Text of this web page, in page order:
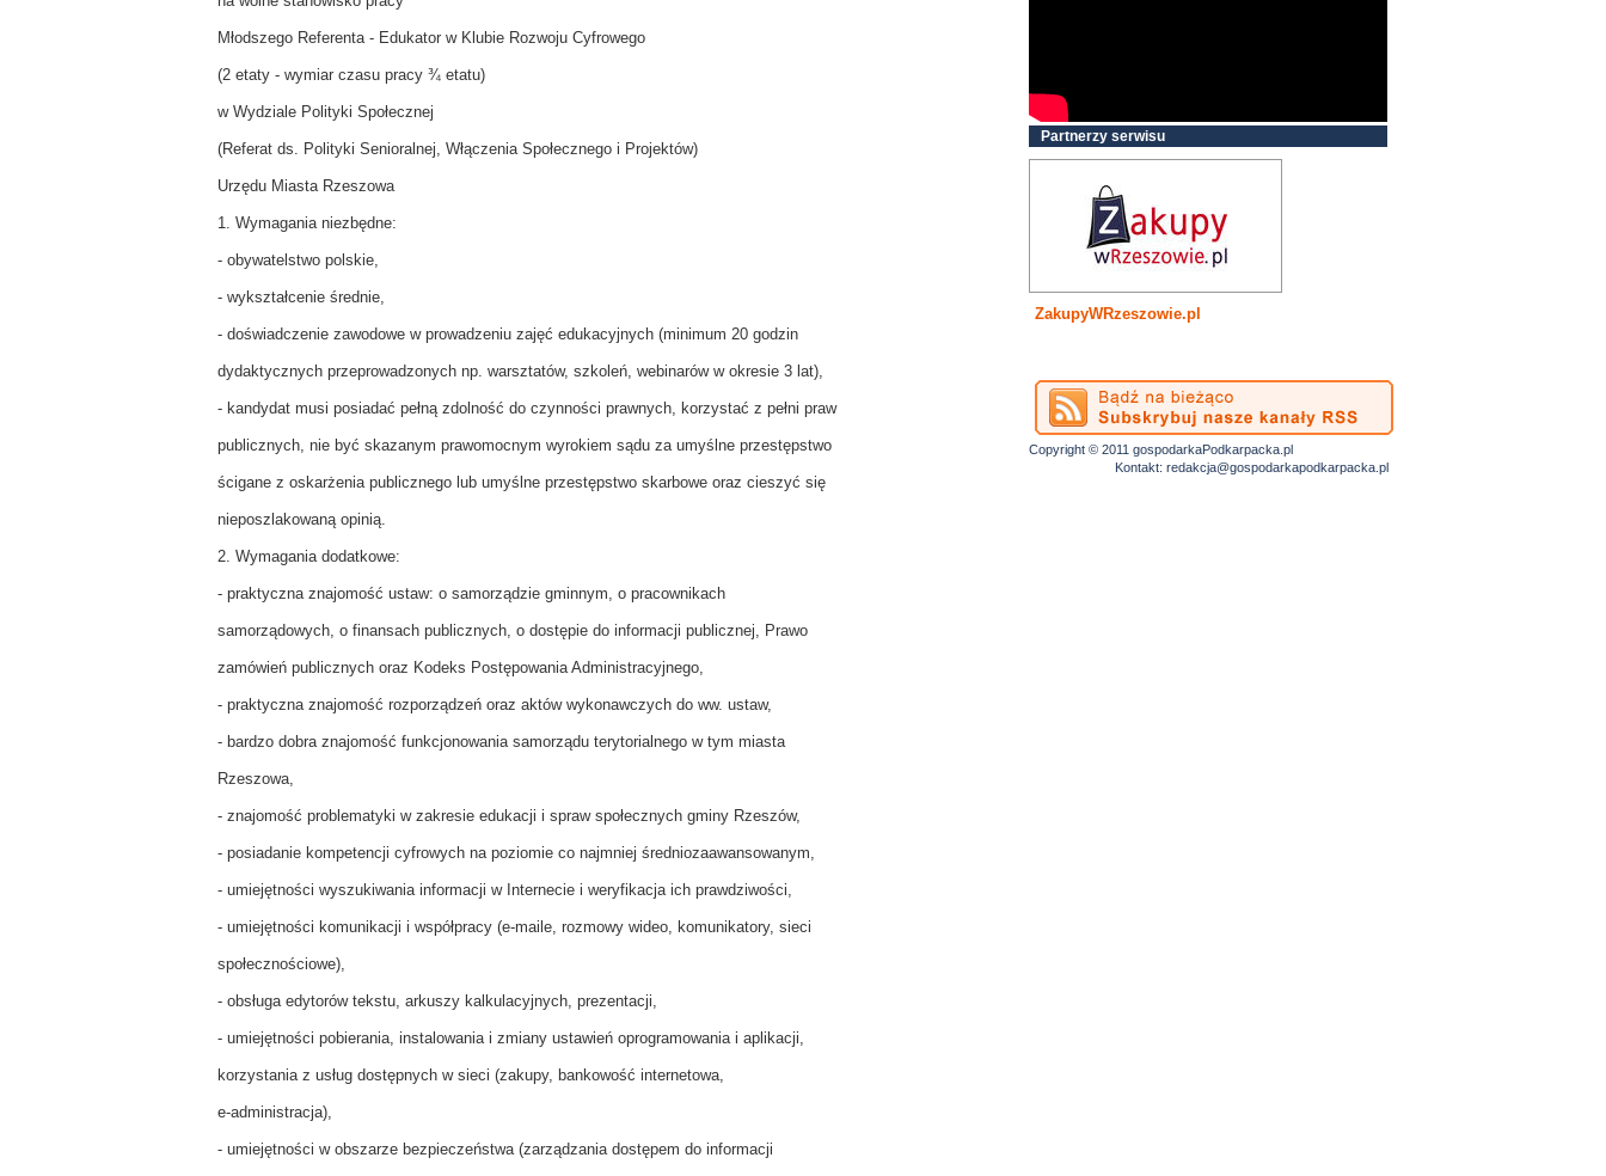
Młodszego Referenta - Edukator w Klubie Rozwoju Cyfrowego
(2 etaty - wymiar czasu pracy ¾ etatu)
w Wydziale Polityki Społecznej
(Referat ds. Polityki Senioralnej, Włączenia Społecznego i Projektów)
Urzędu Miasta Rzeszowa
1. Wymagania niezbędne:
- obywatelstwo polskie,
- wykształcenie średnie,
- doświadczenie zawodowe w prowadzeniu zajęć edukacyjnych (minimum 20 godzin
dydaktycznych przeprowadzonych np. warsztatów, szkoleń, webinarów w okresie 3 lat),
- kandydat musi posiadać pełną zdolność do czynności prawnych, korzystać z pełni praw
publicznych, nie być skazanym prawomocnym wyrokiem sądu za umyślne przestępstwo
ścigane z oskarżenia publicznego lub umyślne przestępstwo skarbowe oraz cieszyć się
nieposzlakowaną opinią.
2. Wymagania dodatkowe:
- praktyczna znajomość ustaw: o samorządzie gminnym, o pracownikach
samorządowych, o finansach publicznych, o dostępie do informacji publicznej, Prawo
zamówień publicznych oraz Kodeks Postępowania Administracyjnego,
- praktyczna znajomość rozporządzeń oraz aktów wykonawczych do ww. ustaw,
- bardzo dobra znajomość funkcjonowania samorządu terytorialnego w tym miasta
Rzeszowa,
- znajomość problematyki w zakresie edukacji i spraw społecznych gminy Rzeszów,
- posiadanie kompetencji cyfrowych na poziomie co najmniej średniozaawansowanym,
- umiejętności wyszukiwania informacji w Internecie i weryfikacja ich prawdziwości,
- umiejętności komunikacji i współpracy (e-maile, rozmowy wideo, komunikatory, sieci
społecznościowe),
- obsługa edytorów tekstu, arkuszy kalkulacyjnych, prezentacji,
- umiejętności pobierania, instalowania i zmiany ustawień oprogramowania i aplikacji,
korzystania z usług dostępnych w sieci (zakupy, bankowość internetowa,
e-administracja),
- umiejętności w obszarze bezpieczeństwa (zarządzania dostępem do informacji
Partnerzy serwisu
ZakupyWRzeszowie.pl
Copyright © 2011 gospodarkaPodkarpacka.pl
Kontakt: redakcja@gospodarkapodkarpacka.pl